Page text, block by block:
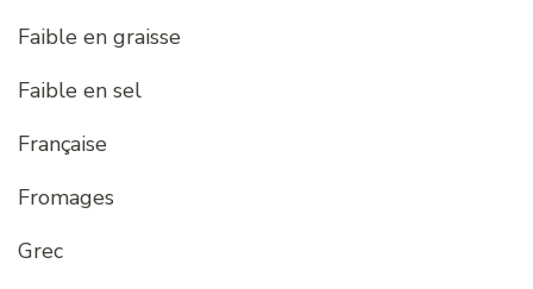
Faible en graisse
Faible en sel
Française
Fromages
Grec